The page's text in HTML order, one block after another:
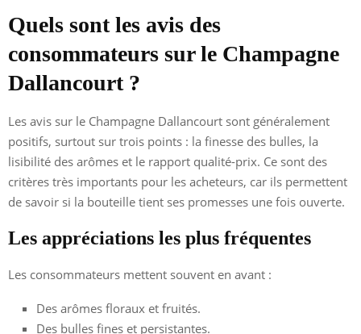
Quels sont les avis des
consommateurs sur le Champagne
Dallancourt ?
Les avis sur le Champagne Dallancourt sont généralement
positifs, surtout sur trois points : la finesse des bulles, la
lisibilité des arômes et le rapport qualité-prix. Ce sont des
critères très importants pour les acheteurs, car ils permettent
de savoir si la bouteille tient ses promesses une fois ouverte.
Les appréciations les plus fréquentes
Les consommateurs mettent souvent en avant :
Des arômes floraux et fruités.
Des bulles fines et persistantes.